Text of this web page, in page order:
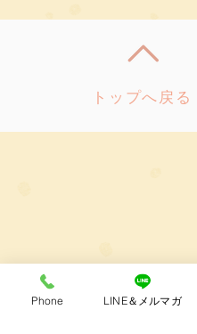
トップへ戻る
Phone LINE＆メルマガ